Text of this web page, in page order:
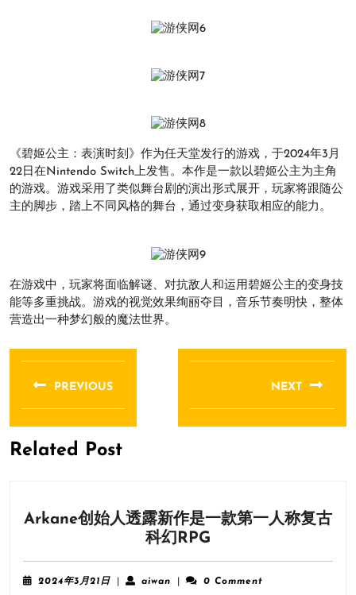
《碧姬公主：表演时刻》作为任天堂发行的游戏，于2024年3月
22日在Nintendo Switch上发售。本作是一款以碧姬公主为主角
的游戏。游戏采用了类似舞台剧的演出形式展开，玩家将跟随公
主的脚步，踏上不同风格的舞台，通过变身获取相应的能力。
在游戏中，玩家将面临解谜、对抗敌人和运用碧姬公主的变身技
能等多重挑战。游戏的视觉效果绚丽夺目，音乐节奏明快，整体
营造出一种梦幻般的魔法世界。
文
导
航
PREVIOUS
post:
NEXT
post:
Related Post
Arkane创始人透露新作是一款第一人称复古
科幻RPG
创
始
2024年3月21日2024
aiwanaiwan 0 Comment